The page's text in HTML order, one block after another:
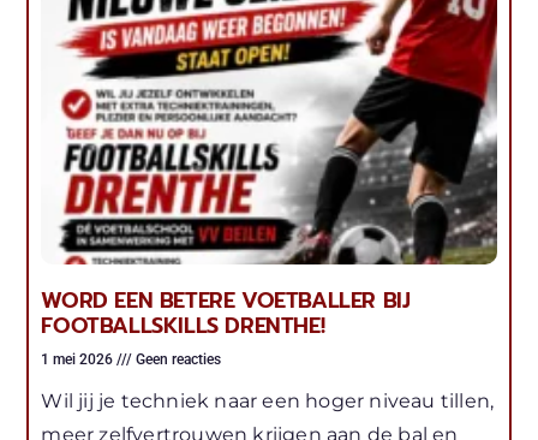
WORD EEN BETERE VOETBALLER BIJ
FOOTBALLSKILLS DRENTHE!
1 mei 2026 Geen reacties
Wil jij je techniek naar een hoger niveau tillen,
meer zelfvertrouwen krijgen aan de bal en